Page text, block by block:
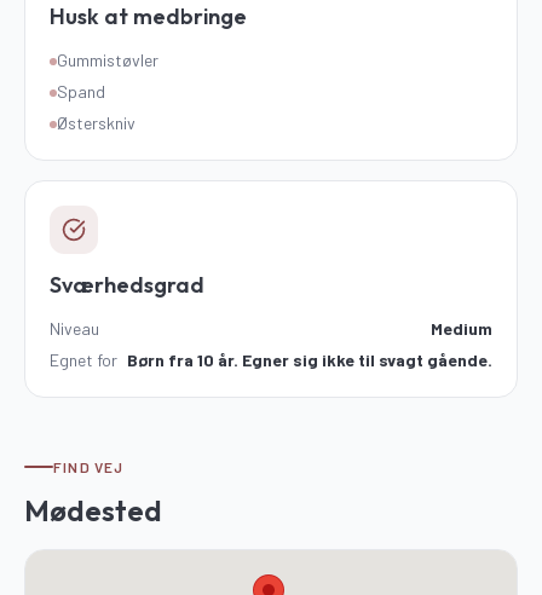
Husk at medbringe
Gummistøvler
Spand
Østerskniv
Sværhedsgrad
Niveau
Medium
Egnet for Børn fra 10 år. Egner sig ikke til svagt gående.
FIND VEJ
Mødested